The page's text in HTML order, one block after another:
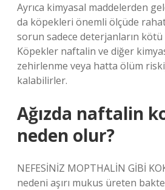
Ayrıca kimyasal maddelerden
da köpekleri önemli ölçüde
sorun sadece deterjanların
Köpekler naftalin ve diğer
zehirlenme veya hatta ölüm
kalabilirler.
Ağızda naftalin
neden olur?
NEFESİNİZ MOPTHALİN GİBİ
nedeni aşırı mukus üreten